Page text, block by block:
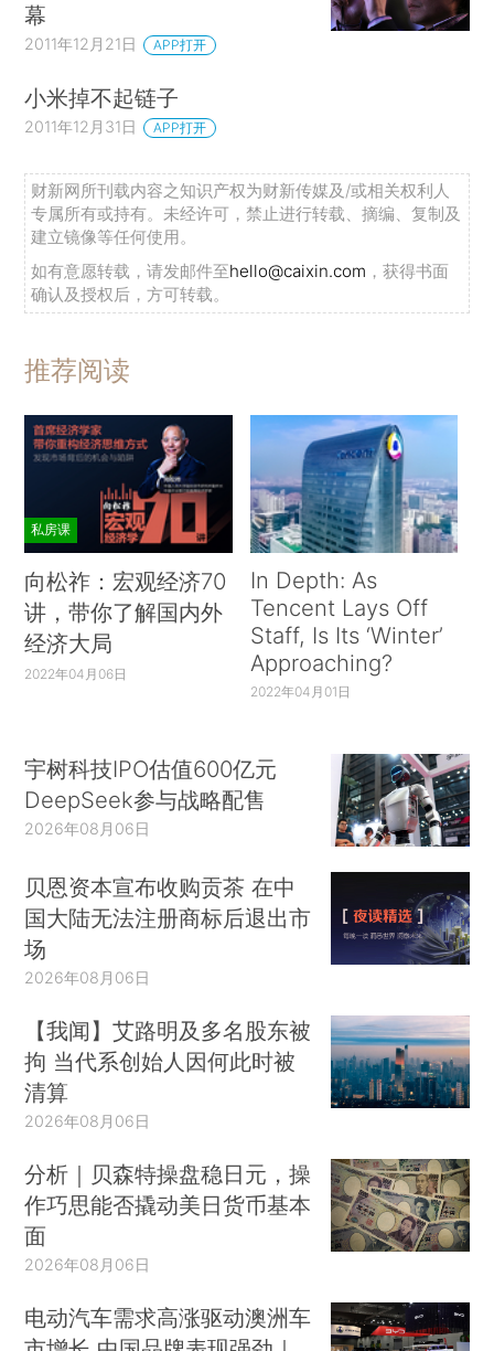
幕
2011年12月21日 APP打开
小米掉不起链子
2011年12月31日 APP打开
财新网所刊载内容之知识产权为财新传媒及/或相关权利人
专属所有或持有。未经许可，禁止进行转载、摘编、复制及
建立镜像等任何使用。
如有意愿转载，请发邮件至hello@caixin.com ，获得书面
确认及授权后，方可转载。
推荐阅读
私房课
向松祚：宏观经济70
讲，带你了解国内外
经济大局
2022年04月06日
In Depth: As
Tencent Lays Off
Staff, Is Its ‘Winter’
Approaching?
2022年04月01日
宇树科技IPO估值600亿元
DeepSeek参与战略配售
2026年08月06日
贝恩资本宣布收购贡茶 在中
国大陆无法注册商标后退出市
场
2026年08月06日
【我闻】艾路明及多名股东被
拘 当代系创始人因何此时被
清算
2026年08月06日
分析｜贝森特操盘稳日元，操
作巧思能否撬动美日货币基本
面
2026年08月06日
电动汽车需求高涨驱动澳洲车